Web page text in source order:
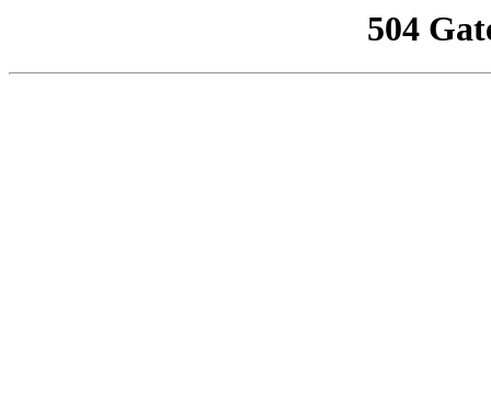
504